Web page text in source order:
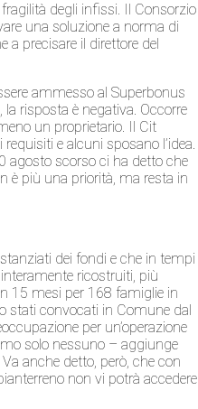
degli infissi. Il Consorzio
una soluzione a norma di
a precisare il direttore del
ammesso al Superbonus
risposta è negativa. Occorre
un proprietario. Il Cit
e alcuni sposano l’idea.
agosto scorso ci ha detto che
è più una priorità, ma resta in
dei fondi e che in tempi
ricostruiti, più
15 mesi per 168 famiglie in
stati convocati in Comune dal
per un’operazione
solo nessuno – aggiunge
anche detto, però, che con
non vi potrà accedere